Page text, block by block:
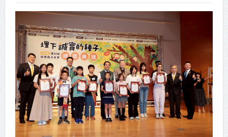
北形象館亮相
打鐵厝北側產業園區產業設施公共
動土創造千個就業機會
高雄「三民運動中心」市長陳其
邁、運動部長李洋各界貴賓共同揭幕
高雄東照山關帝廟全國國中小學書